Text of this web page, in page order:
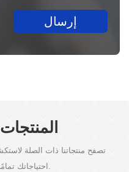
إرسال
تصفح منتجاتنا ذات الصلة